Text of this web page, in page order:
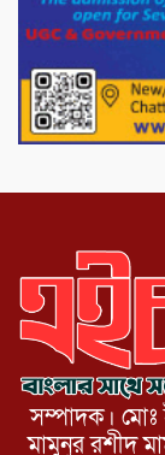
সম্পাদক। মোঃ
মামুনুর রশীদ